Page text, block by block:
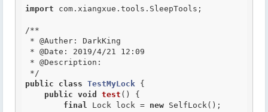
import com.xiangxue.tools.SleepTools;
/**
* @Auther : DarkKing
* @Date : 2019/4/21 12:09
* @Description :
*/
public
class TestMyLock {
public void test () {
final Lock lock = new SelfLock();